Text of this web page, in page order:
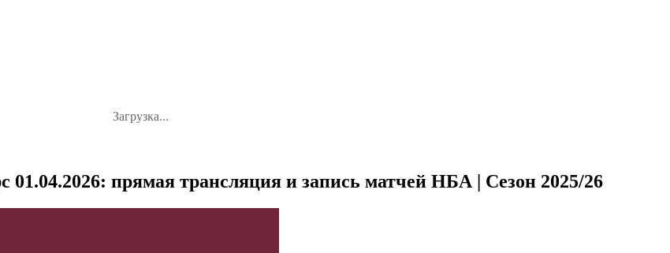
Загрузка...
прямая трансляция и запись матчей НБА | Сезон 2025/26